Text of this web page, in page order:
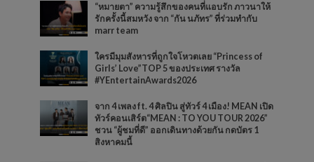
“หมายตา” ความรู้สึกของคนที่แอบรัก ภาวนาให้
รักครั้งนี้สมหวัง จาก “กัน นภัทร” ที่ร่วมทำกับ
marr team
ใครมีมุมสังหารที่ถูกใจโหวตเลย “Princess of
Girls’ Love”TOP 5 ของประเทศ รางวัล
#YEntertainAwards2026
จาก 4 เพลง ft. 4 ศิลปิน สู่ทัวร์ 4 เมือง! MEAN เปิด
ทัวร์คอนเสิร์ต“MEAN : TO YOU TOUR 2026”
ชวน “ผู้ชมที่ดี” ออกเดินทางด้วยกัน กดบัตร 1
สิงหาคมนี้